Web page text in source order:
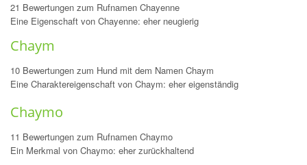
21 Bewertungen zum Rufnamen Chayenne
Eine Eigenschaft von Chayenne: eher neugierig
Chaym
10 Bewertungen zum Hund mit dem Namen Chaym
Eine Charaktereigenschaft von Chaym: eher eigenständig
Chaymo
11 Bewertungen zum Rufnamen Chaymo
Ein Merkmal von Chaymo: eher zurückhaltend